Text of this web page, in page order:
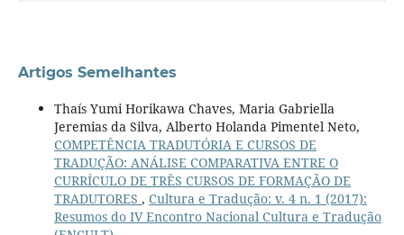
Artigos Semelhantes
Thaís Yumi Horikawa Chaves, Maria Gabriella
Jeremias da Silva, Alberto Holanda Pimentel Neto,
COMPETÊNCIA TRADUTÓRIA E CURSOS DE
TRADUÇÃO: ANÁLISE COMPARATIVA ENTRE O
CURRÍCULO DE TRÊS CURSOS DE FORMAÇÃO DE
TRADUTORES , Cultura e Tradução: v. 4 n. 1 (2017):
Resumos do IV Encontro Nacional Cultura e Tradução